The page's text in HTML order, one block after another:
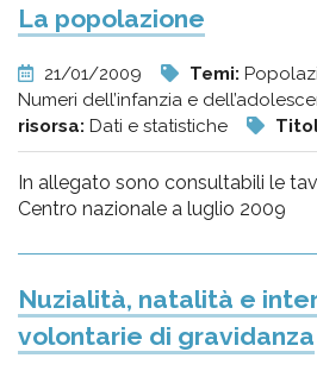
La popolazione
21/01/2009 Temi:
Numeri dell’infanzia e
risorsa: Dati e statistiche
In allegato sono consultabili le
Centro nazionale a luglio 2009
Nuzialità, natalità e
volontarie di gravidanza